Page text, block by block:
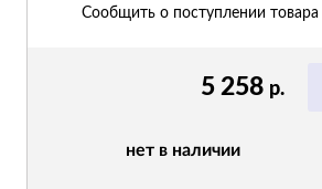
5 258 р.
нет в наличии
Сообщить о поступлении товара